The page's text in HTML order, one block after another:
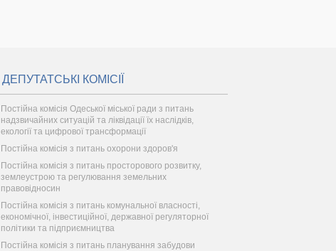
ДЕПУТАТСЬКІ КОМІСІЇ
Постійна комісія Одеської міської ради з питань
надзвичайних ситуацій та ліквідації їх наслідків,
екології та цифрової трансформації
Постійна комісія з питань охорони здоров'я
Постійна комісія з питань просторового розвитку,
землеустрою та регулювання земельних
правовідносин
Постійна комісія з питань комунальної власності,
економічної, інвестиційної, державної регуляторної
політики та підприємництва
Постійна комісія з питань планування забудови